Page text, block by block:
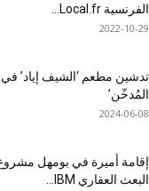
الفرنسية Local.fr...
2022-10-29
المُدخّن’
2024-06-08
إقامة أميرة في بومهل
البعث العقاري IBM...